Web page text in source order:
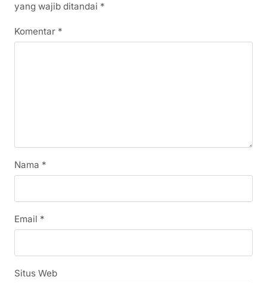
yang wajib ditandai *
Komentar *
Nama *
Email *
Situs Web